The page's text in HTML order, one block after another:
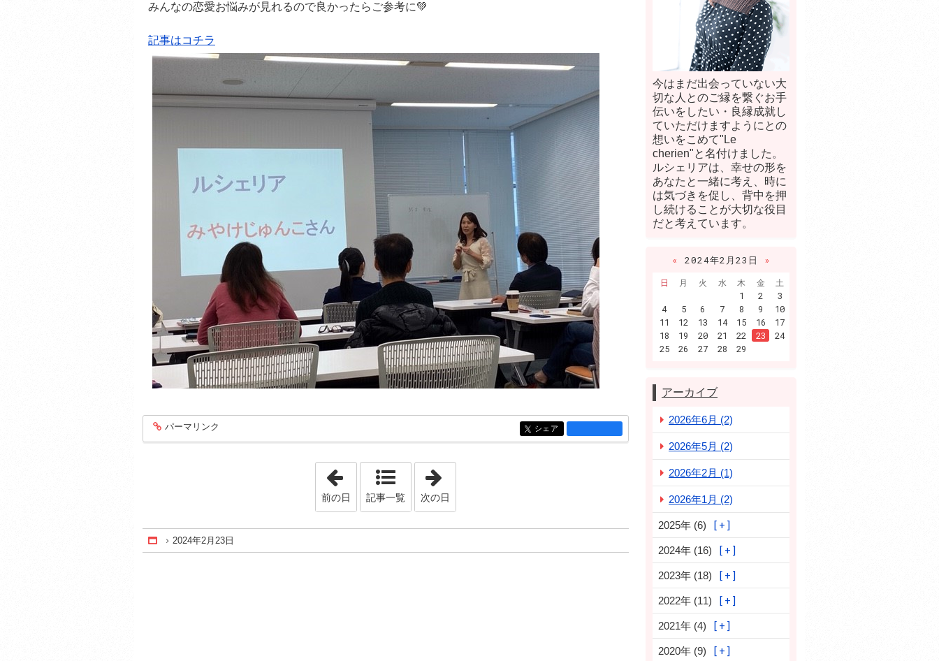
みんなの恋愛お悩みが見れるので良かったらご参考に💚
記事はコチラ
entry1448
パーマリンク entry1448
シェア
「2024年1月21日」
前の日 記事一覧 次の日
Home
2024年2月23日
今はまだ出会っていない大
切な人とのご縁を繋ぐお手
伝いをしたい・良縁成就し
ていただけますようにとの
想いをこめて"Le
cherien"と名付けました。
ルシェリアは、幸せの形を
あなたと一緒に考え、時に
は気づきを促し、背中を押
し続けることが大切な役目
だと考えています。
« 2024年2月23日
»
日
月 火 水 木 金
土
1
2
3
4
5 6 7 8 9
10
11
12 13 14 15 16
17
18
19 20 21 22 23
24
25
26 27 28 29
アーカイブ
2026年6月 (2)
2026年5月 (2)
2026年2月 (1)
2026年1月 (2)
2025年 (6)
2024年 (16)
2023年 (18)
2022年 (11)
2021年 (4)
2020年 (9)